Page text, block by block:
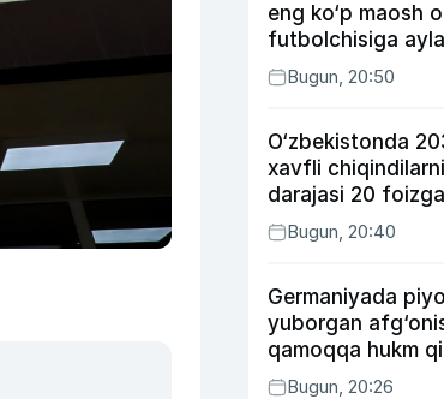
eng ko‘p maosh
futbolchisiga
Bugun, 20:50
O‘zbekistonda
xavfli
darajasi 20
Bugun, 20:40
Germaniyada
yuborgan
qamoqqa hukm
Bugun, 20:26